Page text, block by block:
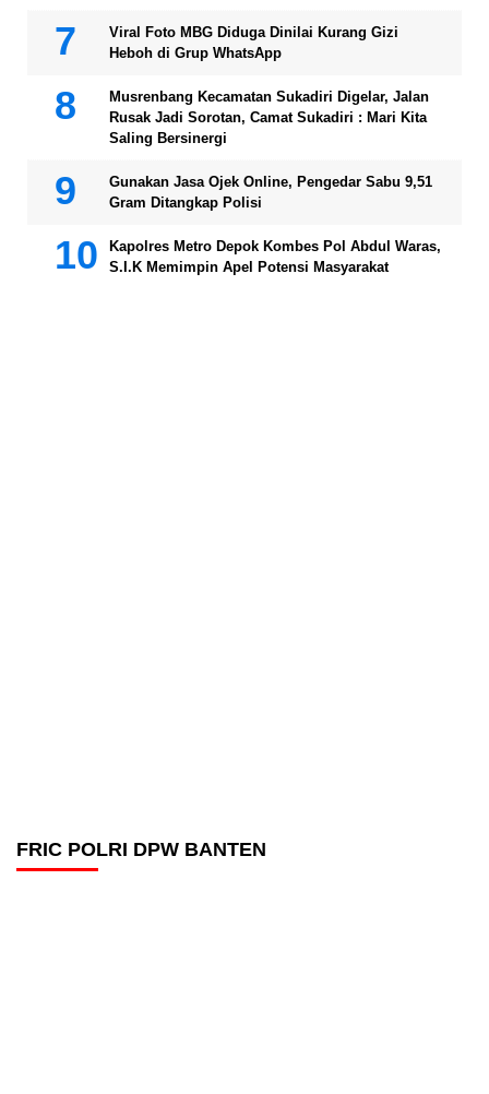
Viral Foto MBG Diduga Dinilai Kurang Gizi
Heboh di Grup WhatsApp
Musrenbang Kecamatan Sukadiri Digelar, Jalan
Rusak Jadi Sorotan, Camat Sukadiri : Mari Kita
Saling Bersinergi
Gunakan Jasa Ojek Online, Pengedar Sabu 9,51
Gram Ditangkap Polisi
Kapolres Metro Depok Kombes Pol Abdul Waras,
S.I.K Memimpin Apel Potensi Masyarakat
FRIC POLRI DPW BANTEN